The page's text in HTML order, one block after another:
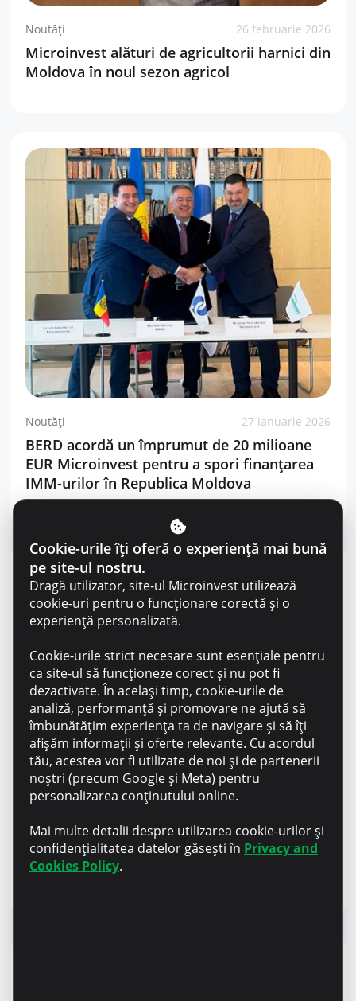
Noutăți 26 februarie 2026
Microinvest alături de agricultorii harnici din
Moldova în noul sezon agricol
Noutăți 27 ianuarie 2026
BERD acordă un împrumut de 20 milioane
EUR Microinvest pentru a spori finanțarea
IMM-urilor în Republica Moldova
Noutăți 24 decembrie 2025
TOP 3 idei de cadouri de la branduri locale,
finanțate în dezvoltare de Microinvest
Cookie-urile îți oferă o experiență mai bună
pe site-ul nostru.
Dragă utilizator, site-ul Microinvest utilizează
cookie-uri pentru o funcționare corectă și o
experiență personalizată.
Cookie-urile strict necesare sunt esențiale pentru
ca site-ul să funcționeze corect și nu pot fi
dezactivate. În același timp, cookie-urile de
analiză, performanță și promovare ne ajută să
îmbunătățim experiența ta de navigare și să îți
afișăm informații și oferte relevante. Cu acordul
tău, acestea vor fi utilizate de noi și de partenerii
noștri (precum Google și Meta) pentru
personalizarea conținutului online.
Mai multe detalii despre utilizarea cookie-urilor și
confidențialitatea datelor găsești în Privacy and
Cookies Policy.